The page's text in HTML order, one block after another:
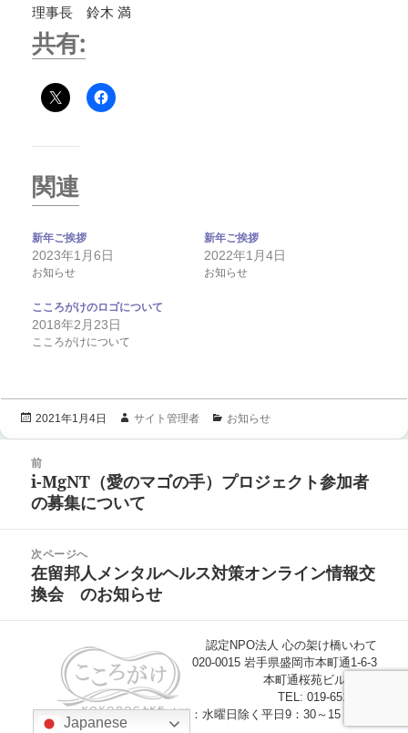
理事長 鈴木 満
共有:
関連
新年ご挨拶
2023年1月6日
お知らせ
新年ご挨拶
2022年1月4日
お知らせ
こころがけのロゴについて
2018年2月23日
こころがけについて
投
2021年1月4日
作
サイト管理者
カ
ー
お知らせ
前
前
の
稿:
i-MgNT（愛のマゴの手）プロジェクト参加者
の募集について
次ページへ
次
の
在留邦人メンタルヘルス対策オンライン情報交
換会 のお知らせ
認定NPO法人 心の架け橋いわて
020-0015 岩手県盛岡市本町通1-6-3
本町通桜苑ビル305号
TEL: 019-651-2117
（営業時間：水曜日除く平日9：30～15：30）
Japanese